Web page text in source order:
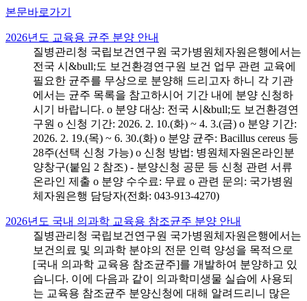
본문바로가기
2026년도 교육용 균주 분양 안내
질병관리청 국립보건연구원 국가병원체자원은행에서는
전국 시&bull;도 보건환경연구원 보건 업무 관련 교육에
필요한 균주를 무상으로 분양해 드리고자 하니 각 기관
에서는 균주 목록을 참고하시어 기간 내에 분양 신청하
시기 바랍니다. o 분양 대상: 전국 시&bull;도 보건환경연
구원 o 신청 기간: 2026. 2. 10.(화) ~ 4. 3.(금) o 분양 기간:
2026. 2. 19.(목) ~ 6. 30.(화) o 분양 균주: Bacillus cereus 등
28주(선택 신청 가능) o 신청 방법: 병원체자원온라인분
양창구(붙임 2 참조) - 분양신청 공문 등 신청 관련 서류
온라인 제출 o 분양 수수료: 무료 o 관련 문의: 국가병원
체자원은행 담당자(전화: 043-913-4270)
2026년도 국내 의과학 교육용 참조균주 분양 안내
질병관리청 국립보건연구원 국가병원체자원은행에서는
보건의료 및 의과학 분야의 전문 인력 양성을 목적으로
[국내 의과학 교육용 참조균주]를 개발하여 분양하고 있
습니다. 이에 다음과 같이 의과학미생물 실습에 사용되
는 교육용 참조균주 분양신청에 대해 알려드리니 많은